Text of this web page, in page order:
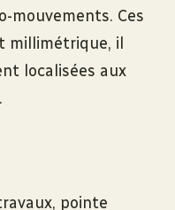
mouvements. Ces
millimétrique, il
localisées aux
pointe